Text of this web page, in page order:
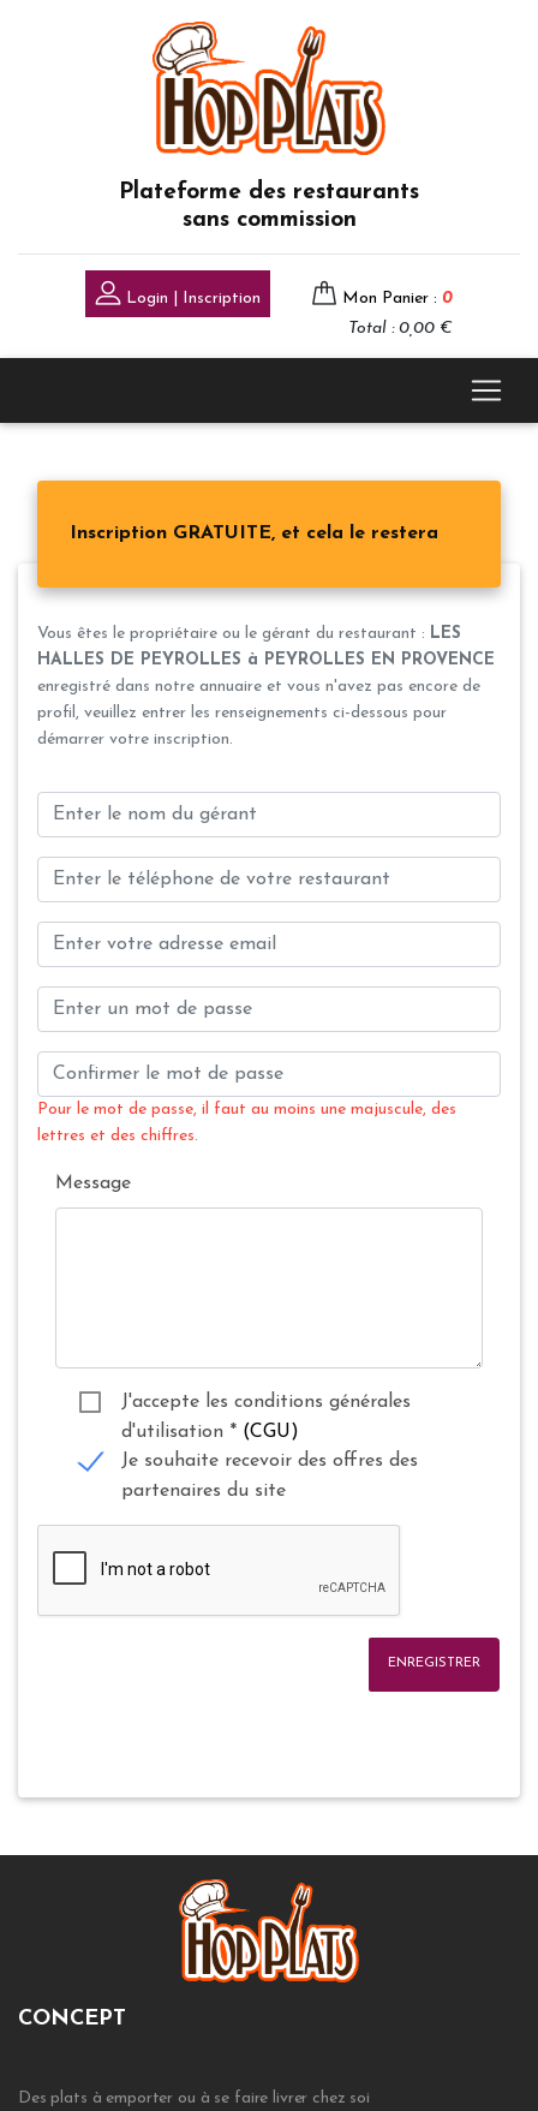
Plateforme des restaurants
sans commission
Login | Inscription Mon Panier : 0
Total : 0,00 €
Inscription GRATUITE, et cela le restera
Vous êtes le propriétaire ou le gérant du restaurant : LES
HALLES DE PEYROLLES à PEYROLLES EN PROVENCE
enregistré dans notre annuaire et vous n'avez pas encore de
profil, veuillez entrer les renseignements ci-dessous pour
démarrer votre inscription.
Pour le mot de passe, il faut au moins une majuscule, des
lettres et des chiffres.
Message
J'accepte les conditions générales
d'utilisation * (CGU)
Je souhaite recevoir des offres des
partenaires du site
ENREGISTRER
CONCEPT
Des plats à emporter ou à se faire livrer chez soi